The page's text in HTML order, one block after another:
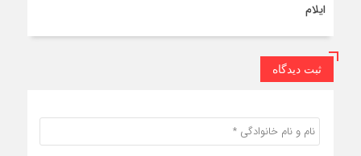
ایلام
ثبت دیدگاه